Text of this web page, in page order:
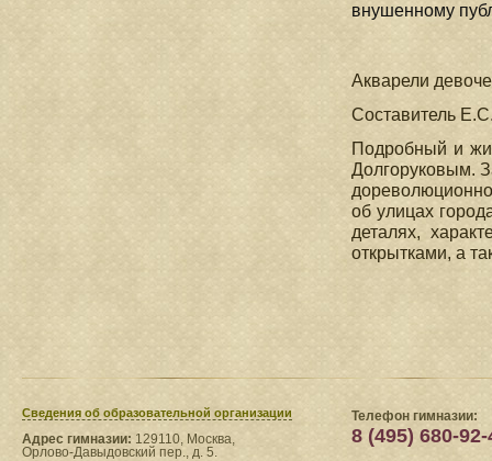
внушенному
Акварели
Составитель
Подробный и
Долгоруковым.
об улицах
деталях,
открытками, а
Сведения​ об образовательной организации
Адрес гимназии: 129110, Москва,
Орлово-Давыдовский пер., д. 5.
Телефон гимназии:
8 (495) 680-92-